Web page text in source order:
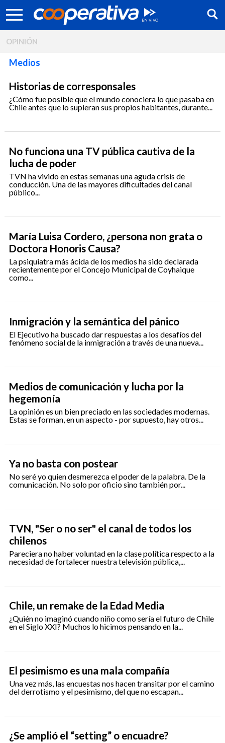
Síguenos:
OPINIÓN
Medios
Historias de corresponsales
¿Cómo fue posible que el mundo conociera lo que pasaba en
Chile antes que lo supieran sus propios habitantes, durante...
No funciona una TV pública cautiva de la
lucha de poder
TVN ha vivido en estas semanas una aguda crisis de
conducción. Una de las mayores dificultades del canal
público...
María Luisa Cordero, ¿persona non grata o
Doctora Honoris Causa?
La psiquiatra más ácida de los medios ha sido declarada
recientemente por el Concejo Municipal de Coyhaique
como...
Inmigración y la semántica del pánico
El Ejecutivo ha buscado dar respuestas a los desafíos del
fenómeno social de la inmigración a través de una nueva...
Medios de comunicación y lucha por la
hegemonía
La opinión es un bien preciado en las sociedades modernas.
Estas se forman, en un aspecto - por supuesto, hay otros...
Ya no basta con postear
No seré yo quien desmerezca el poder de la palabra. De la
comunicación. No solo por oficio sino también por...
TVN, "Ser o no ser" el canal de todos los
chilenos
Pareciera no haber voluntad en la clase política respecto a la
necesidad de fortalecer nuestra televisión pública,...
Chile, un remake de la Edad Media
¿Quién no imaginó cuando niño como sería el futuro de Chile
en el Siglo XXI? Muchos lo hicimos pensando en la...
El pesimismo es una mala compañía
Una vez más, las encuestas nos hacen transitar por el camino
del derrotismo y el pesimismo, del que no escapan...
¿Se amplió el “setting” o encuadre?